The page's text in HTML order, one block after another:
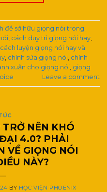
để sở hữu giọng nói trong
, cách duy trì giọng nói hay,
cách luyện giọng nói hay và
, chỉnh sửa giọng nói, chỉnh
xuân cho giọng nói, giọng
Leave a comment
NÊN KHÓ
4.0? PHẢI
VỀ GIỌNG NÓI
NÀY?
BY HỌC VIỆN PHOENIX